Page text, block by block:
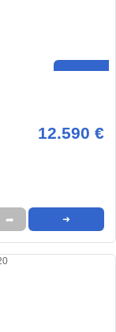
12.590 €
➦ ➜